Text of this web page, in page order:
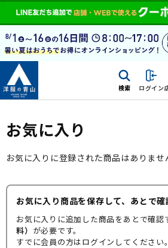
検索 ログイン
お気に入り
お気に入りに登録された商品はありませ
お気に入り商品を保存して、あとで確
お気に入りに追加した商品をあとで確認
料） が必要です。
すでに会員の方はログインしてください。